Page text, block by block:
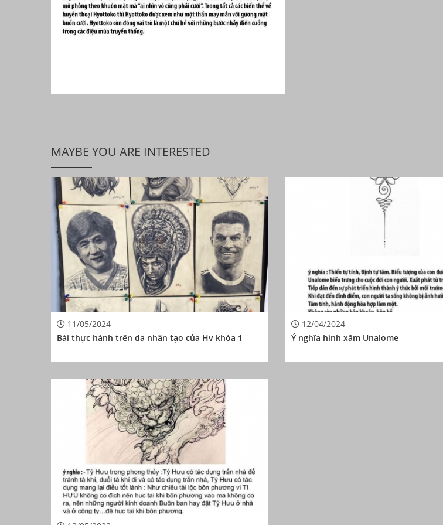
MAYBE YOU ARE INTERESTED
11/05/2024
Bài thực hành trên da nhân tạo của Hv khóa 1
12/04/2024
Ý nghĩa hình xăm Unalome